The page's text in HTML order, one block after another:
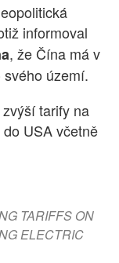
informoval
, že Čína má v
svého území.
tarify na
USA včetně
TARIFFS ON
ELECTRIC